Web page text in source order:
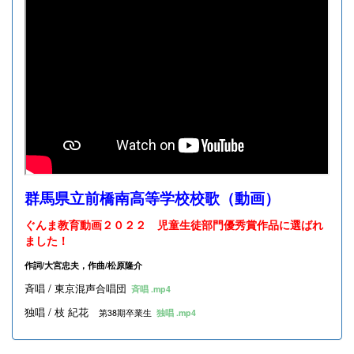
群馬県立前橋南高等学校校歌（動画）
ぐんま教育動画２０２２ 児童生徒部門優秀賞作品に選ばれ
ました！
作詞/大宮忠夫，作曲/松原隆介
斉唱 / 東京混声合唱団 斉唱 .mp4
独唱 / 枝 紀花 第38期卒業生 独唱 .mp4